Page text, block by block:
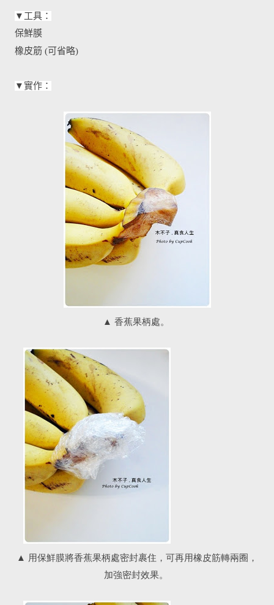
▼工具：
保鮮膜
橡皮筋 (可省略)
▼實作：
▲ 香蕉果柄處。
▲
用保鮮膜將香蕉果柄處密封裹住，可再用橡皮筋轉兩圈，
加強密封效果。